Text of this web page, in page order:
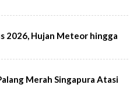
2026, Hujan Meteor hingga
Merah Singapura Atasi